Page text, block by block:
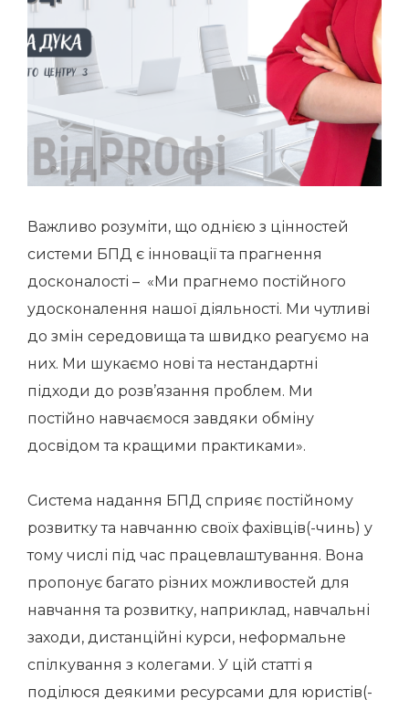
Важливо розуміти, що однією з цінностей
системи БПД є інновації та прагнення
досконалості – «Ми прагнемо постійного
удосконалення нашої діяльності. Ми чутливі
до змін середовища та швидко реагуємо на
них. Ми шукаємо нові та нестандартні
підходи до розв’язання проблем. Ми
постійно навчаємося завдяки обміну
досвідом та кращими практиками».
Система надання БПД сприяє постійному
розвитку та навчанню своїх фахівців(-чинь) у
тому числі під час працевлаштування. Вона
пропонує багато різних можливостей для
навчання та розвитку, наприклад, навчальні
заходи, дистанційні курси, неформальне
спілкування з колегами. У цій статті я
поділюся деякими ресурсами для юристів(-